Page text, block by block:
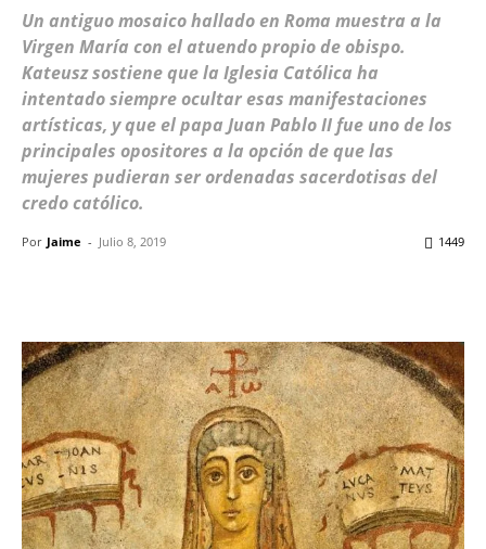
Un antiguo mosaico hallado en Roma muestra a la
Virgen María con el atuendo propio de obispo.
Kateusz sostiene que la Iglesia Católica ha
intentado siempre ocultar esas manifestaciones
artísticas, y que el papa Juan Pablo II fue uno de los
principales opositores a la opción de que las
mujeres pudieran ser ordenadas sacerdotisas del
credo católico.
Por Jaime - Julio 8, 2019 1449